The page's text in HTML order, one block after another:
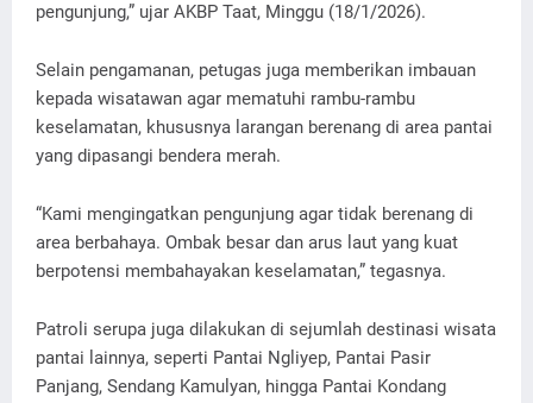
pengunjung,” ujar AKBP Taat, Minggu (18/1/2026).
Selain pengamanan, petugas juga memberikan imbauan
kepada wisatawan agar mematuhi rambu-rambu
keselamatan, khususnya larangan berenang di area pantai
yang dipasangi bendera merah.
“Kami mengingatkan pengunjung agar tidak berenang di
area berbahaya. Ombak besar dan arus laut yang kuat
berpotensi membahayakan keselamatan,” tegasnya.
Patroli serupa juga dilakukan di sejumlah destinasi wisata
pantai lainnya, seperti Pantai Ngliyep, Pantai Pasir
Panjang, Sendang Kamulyan, hingga Pantai Kondang